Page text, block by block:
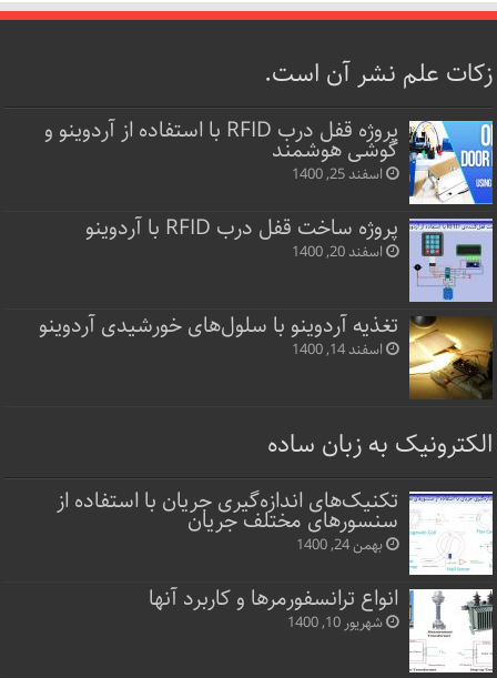
زکات علم نشر آن است.
پروژه قفل‌ درب RFID با استفاده از آردوینو و
گوشی هوشمند
اسفند 25, 1400
پروژه ساخت قفل‌ درب RFID با آردوینو
اسفند 20, 1400
تغذیه آردوینو با سلول‌های خورشیدی آردوینو
اسفند 14, 1400
الکترونیک به زبان ساده
تکنیک‌های اندازه‌گیری جریان با استفاده از
سنسورهای مختلف جریان
بهمن 24, 1400
انواع ترانسفورمرها و کاربرد آنها
شهریور 10, 1400